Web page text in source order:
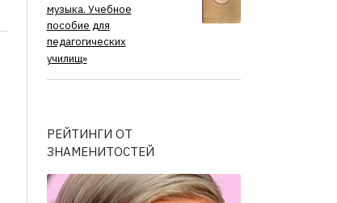
музыка. Учебное
пособие для
педагогических
училищ»
РЕЙТИНГИ ОТ
ЗНАМЕНИТОСТЕЙ